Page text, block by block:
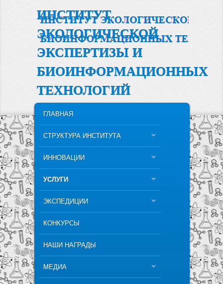
ИНСТИТУТ
ЭКОЛОГИЧЕСКОЙ
ЭКСПЕРТИЗЫ И
БИОИНФОРМАЦИОННЫХ
ТЕХНОЛОГИЙ
SKIP TO PRIMARY CONTENT
SKIP TO SECONDARY CONTENT
ГЛАВНАЯ
СТРУКТУРА ИНСТИТУТА
ИННОВАЦИИ
УСЛУГИ
ЭКСПЕДИЦИИ
КОНКУРСЫ
НАШИ НАГРАДЫ
МЕДИА